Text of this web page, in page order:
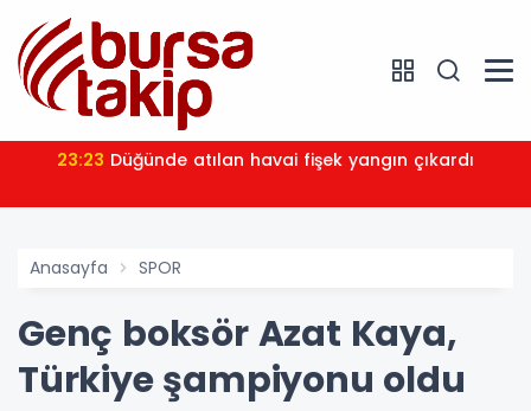
23:23 Düğünde atılan havai fişek yangın çıkardı
Anasayfa SPOR
Genç boksör Azat Kaya,
Türkiye şampiyonu oldu